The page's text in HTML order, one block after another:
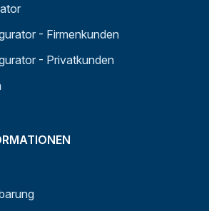
- Firmenkunden
- Privatkunden